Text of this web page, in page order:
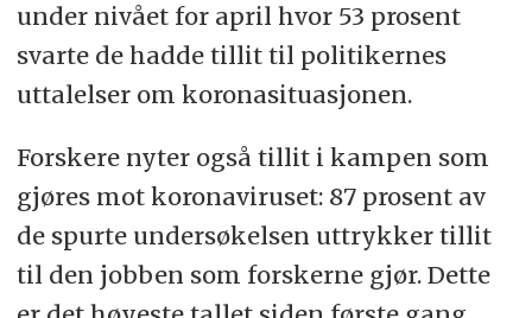
under nivået for april hvor 53 prosent
svarte de hadde tillit til politikernes
uttalelser om koronasituasjonen.
Forskere nyter også tillit i kampen som
gjøres mot koronaviruset: 87 prosent av
de spurte undersøkelsen uttrykker tillit
til den jobben som forskerne gjør. Dette